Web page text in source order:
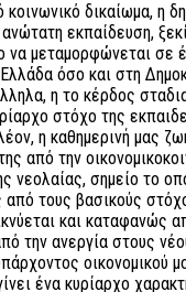
κοινωνικό δικαίωμα, η
εκπαίδευση,
να μεταμορφώνεται σε
όσο και στη
η το κέρδος
στόχο της
η καθημερινή μας
από την
νεολαίας, σημείο το
τους βασικούς
και καταφανώς
την ανεργία στους
οικονομικού
ένα κυρίαρχο